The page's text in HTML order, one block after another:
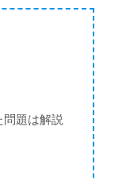
問題は解説